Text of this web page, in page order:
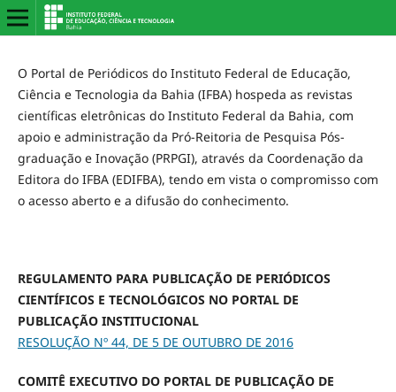
O Portal de Periódicos do Instituto Federal de Educação,
Ciência e Tecnologia da Bahia (IFBA) hospeda as revistas
científicas eletrônicas do Instituto Federal da Bahia, com
apoio e administração da Pró-Reitoria de Pesquisa Pós-
graduação e Inovação (PRPGI), através da Coordenação da
Editora do IFBA (EDIFBA), tendo em vista o compromisso com
o acesso aberto e a difusão do conhecimento.
REGULAMENTO PARA PUBLICAÇÃO DE PERIÓDICOS
CIENTÍFICOS E TECNOLÓGICOS NO PORTAL DE
PUBLICAÇÃO INSTITUCIONAL
RESOLUÇÃO Nº 44, DE 5 DE OUTUBRO DE 2016
COMITÊ EXECUTIVO DO PORTAL DE PUBLICAÇÃO DE